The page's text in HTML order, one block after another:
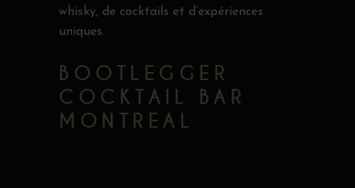
whisky, de cocktails et d’expériences
uniques.
BOOTLEGGER
COCKTAIL BAR
MONTREAL